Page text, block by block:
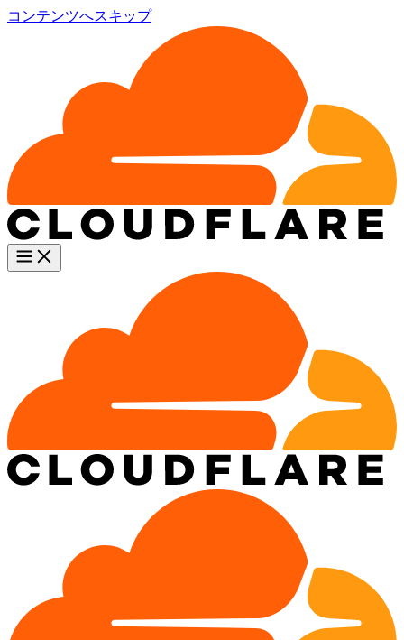
コンテンツへスキップ